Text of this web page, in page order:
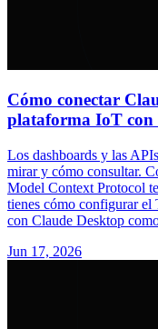
Cómo conectar
plataforma IoT con
Los dashboards y las
mirar y cómo consultar.
Model Context Protocol
tienes cómo configurar
con Claude Desktop
Jun 17, 2026